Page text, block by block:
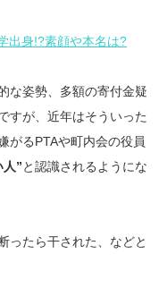
出身!?素顔や本名は?
な姿勢、多額の寄付金疑
すが、近年はそういった
がるPTAや町内会の役員
人”と認識されるようにな
ったら干された、などと